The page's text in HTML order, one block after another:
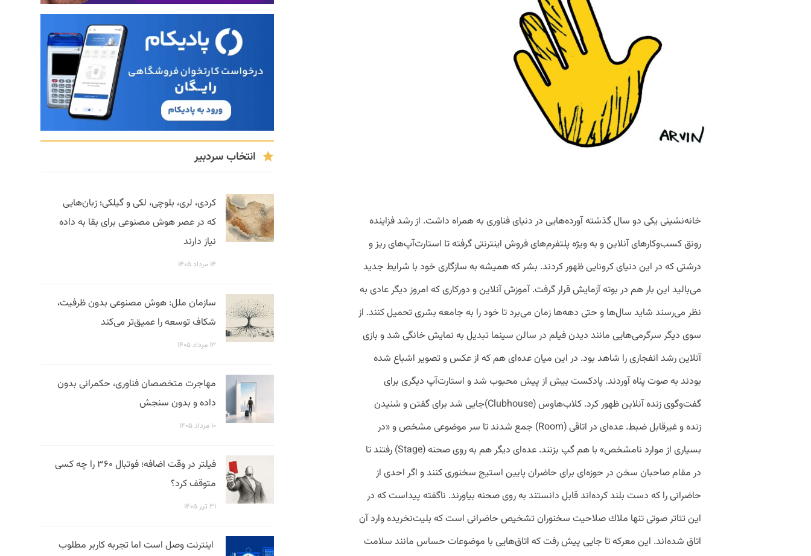
خانه‌نشینی یكی دو سال گذشته آورده‌هایی در دنیای فناوری به همراه داشت. از رشد فزاینده
رونق كسب‌وكارهای آنلاین و به ویژه پلتفرم‌های فروش اینترنتی گرفته تا استارت‌آپ‌های ریز و
درشتی كه در این دنیای كرونایی ظهور كردند. بشر كه همیشه به سازگاری خود با شرایط جدید
می‌بالید این بار هم در بوته آزمایش قرار گرفت. آموزش آنلاین و دوركاری كه امروز دیگر عادی به
نظر می‌رسند شاید سال‌ها و حتی دهه‌ها زمان می‌برد تا خود را به جامعه بشری تحمیل كنند. از
سوی دیگر سرگرمی‌هایی مانند دیدن فیلم در سالن سینما تبدیل به نمایش خانگی شد و بازی
آنلاین رشد انفجاری را شاهد بود. در این میان عده‌ای هم كه از عكس و تصویر اشباع شده
بودند به صوت پناه آوردند. پادكست بیش از پیش محبوب شد و استارت‌آپ دیگری برای
گفت‌وگوی زنده آنلاین ظهور کرد. كلاب‌هاوس (Clubhouse)جایی شد برای گفتن و شنیدن
زنده و غیرقابل ضبط. عده‌ای در اتاقی (Room) جمع شدند تا سر موضوعی مشخص و «در
بسیاری از موارد نامشخص»‌ با هم گپ بزنند. عده‌ای دیگر هم به روی صحنه (Stage) رفتند تا
در مقام صاحبان سخن در حوزه‌ای برای حاضران پایین استیج سخنوری كنند و اگر احدی از
حاضرانی را كه دست بلند كرد‌ه‌اند قابل دانستند به روی صحنه بیاورند. ناگفته پیداست كه در
این تئاتر صوتی تنها ملاك صلاحیت سخنوران تشخیص حاضرانی است كه بلیت‌نخریده وارد آن
اتاق شده‌اند. این معركه تا جایی پیش رفت كه اتاق‌هایی با موضوعات حساس مانند سلامت
انتخاب سردبیر
کردی، لری، بلوچی، لکی و گیلکی؛ زبان‌هایی
که در عصر هوش مصنوعی برای بقا به داده
نیاز دارند
۱۴ مرداد ۱۴۰۵
سازمان ملل: هوش مصنوعی بدون ظرفیت،
شکاف توسعه را عمیق‌تر می‌کند
۱۳ مرداد ۱۴۰۵
مهاجرت متخصصان فناوری، حکمرانی بدون
داده و بدون سنجش
۱۰ مرداد ۱۴۰۵
فیلتر در وقت اضافه؛ فوتبال ۳۶۰ را چه کسی
متوقف کرد؟
۳۱ تیر ۱۴۰۵
اینترنت وصل است اما تجربه کاربر مطلوب